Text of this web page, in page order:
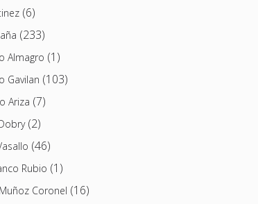
(6)
(233)
Almagro (1)
Gavilan (103)
Ariza (7)
(2)
(46)
Rubio (1)
Coronel (16)